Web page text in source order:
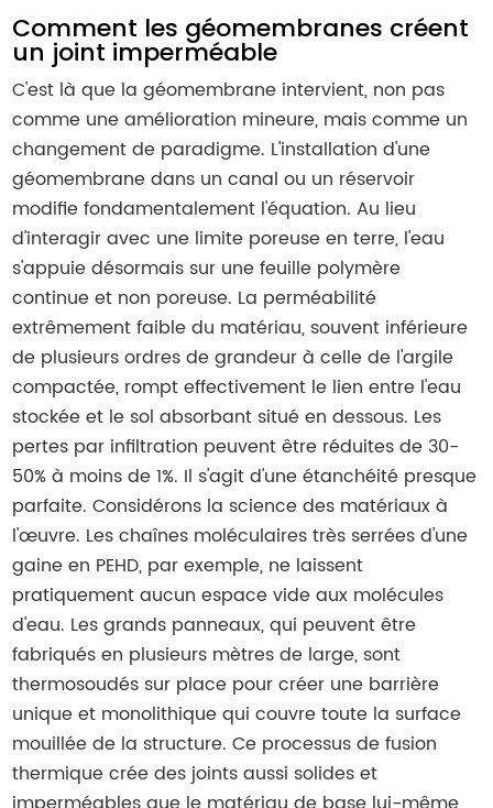
Comment les géomembranes créent
un joint imperméable
C'est là que la géomembrane intervient, non pas
comme une amélioration mineure, mais comme un
changement de paradigme. L'installation d'une
géomembrane dans un canal ou un réservoir
modifie fondamentalement l'équation. Au lieu
d'interagir avec une limite poreuse en terre, l'eau
s'appuie désormais sur une feuille polymère
continue et non poreuse. La perméabilité
extrêmement faible du matériau, souvent inférieure
de plusieurs ordres de grandeur à celle de l'argile
compactée, rompt effectivement le lien entre l'eau
stockée et le sol absorbant situé en dessous. Les
pertes par infiltration peuvent être réduites de 30-
50% à moins de 1%. Il s'agit d'une étanchéité presque
parfaite. Considérons la science des matériaux à
l'œuvre. Les chaînes moléculaires très serrées d'une
gaine en PEHD, par exemple, ne laissent
pratiquement aucun espace vide aux molécules
d'eau. Les grands panneaux, qui peuvent être
fabriqués en plusieurs mètres de large, sont
thermosoudés sur place pour créer une barrière
unique et monolithique qui couvre toute la surface
mouillée de la structure. Ce processus de fusion
thermique crée des joints aussi solides et